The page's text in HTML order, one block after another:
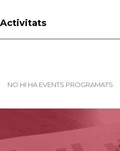
Activitats
NO HI HA EVENTS PROGRAMATS